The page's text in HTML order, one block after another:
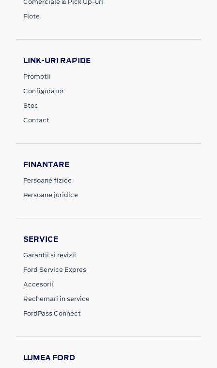
Flote
LINK-URI RAPIDE
Promotii
Configurator
Stoc
Contact
FINANTARE
Persoane fizice
Persoane juridice
SERVICE
Garantii si revizii
Ford Service Expres
Accesorii
Rechemari in service
FordPass Connect
LUMEA FORD